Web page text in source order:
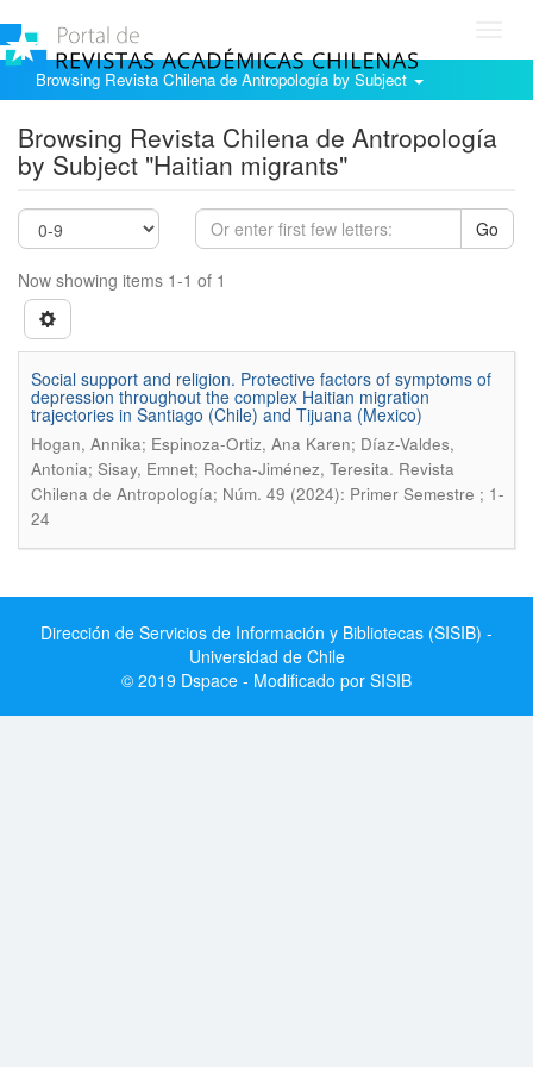
Browsing Revista Chilena de Antropología by Subject
Browsing Revista Chilena de Antropología
by Subject "Haitian migrants"
Go
Now showing items 1-1 of 1
Social support and religion. Protective factors of symptoms of
depression throughout the complex Haitian migration
trajectories in Santiago (Chile) and Tijuana (Mexico)
Hogan, Annika; Espinoza-Ortiz, Ana Karen; Díaz-Valdes,
Antonia; Sisay, Emnet; Rocha-Jiménez, Teresita. Revista
Chilena de Antropología; Núm. 49 (2024): Primer Semestre ; 1-
24
Dirección de Servicios de Información y Bibliotecas (SISIB) -
Universidad de Chile
© 2019 Dspace - Modificado por SISIB